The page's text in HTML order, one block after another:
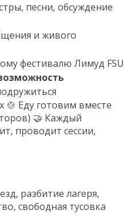
песни, обсуждение
и живого
фестивалю Лимуд FSU
Еду готовим вместе
🤝 Каждый
проводит сессии,
разбитие лагеря,
свободная тусовка